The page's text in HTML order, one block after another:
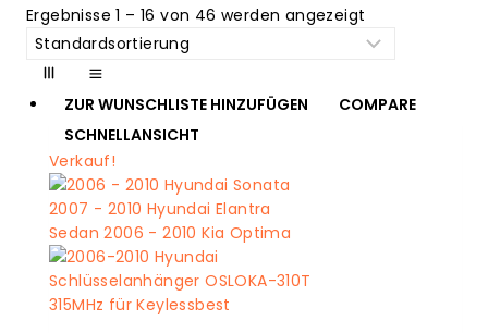
Ergebnisse 1 – 16 von 46 werden angezeigt
ZUR WUNSCHLISTE HINZUFÜGEN
COMPARE
SCHNELLANSICHT
Verkauf!